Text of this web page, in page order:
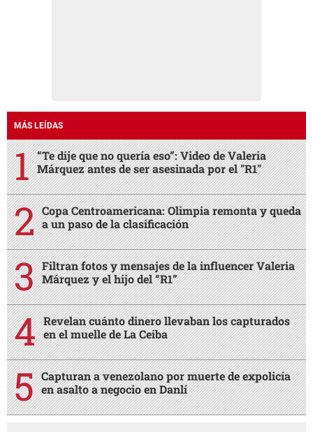
MÁS LEÍDAS
“Te dije que no quería eso”: Video de Valeria
Márquez antes de ser asesinada por el "R1"
Copa Centroamericana: Olimpia remonta y queda
a un paso de la clasificación
Filtran fotos y mensajes de la influencer Valeria
Márquez y el hijo del “R1”
Revelan cuánto dinero llevaban los capturados
en el muelle de La Ceiba
Capturan a venezolano por muerte de expolicía
en asalto a negocio en Danlí